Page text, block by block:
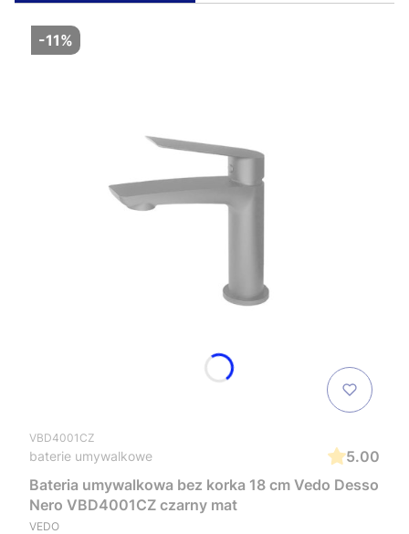
-11%
VBD4001CZ
baterie umywalkowe
5.00
Bateria umywalkowa bez korka 18 cm Vedo Desso
Nero VBD4001CZ czarny mat
VEDO